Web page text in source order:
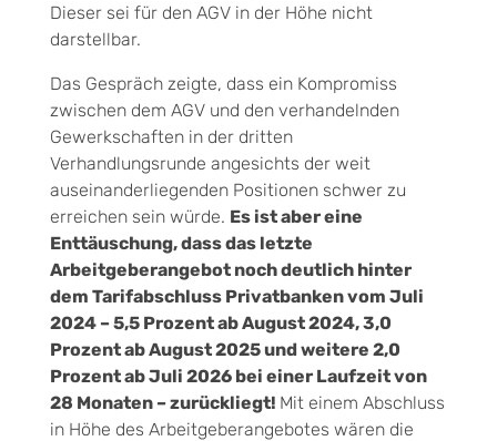
Dieser sei für den AGV in der Höhe nicht
darstellbar.
Das Gespräch zeigte, dass ein Kompromiss
zwischen dem AGV und den verhandelnden
Gewerkschaften in der dritten
Verhandlungsrunde angesichts der weit
auseinanderliegenden Positionen schwer zu
erreichen sein würde. Es ist aber eine
Enttäuschung, dass das letzte
Arbeitgeberangebot noch deutlich hinter
dem Tarifabschluss Privatbanken vom Juli
2024 – 5,5 Prozent ab August 2024, 3,0
Prozent ab August 2025 und weitere 2,0
Prozent ab Juli 2026 bei einer Laufzeit von
28 Monaten – zurückliegt! Mit einem Abschluss
in Höhe des Arbeitgeberangebotes wären die